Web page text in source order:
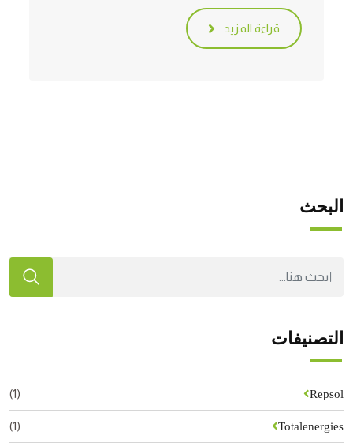
قراءة المزيد
البحث
التصنيفات
Repsol
(1)
Totalenergies
(1)